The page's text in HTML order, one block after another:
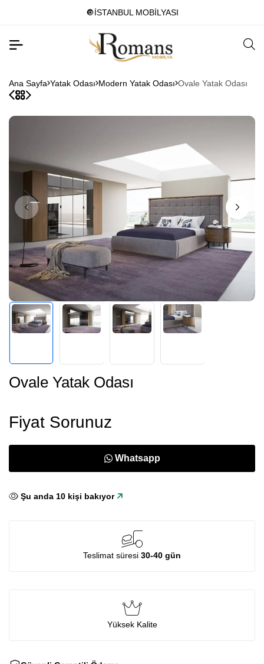
🔘İSTANBUL MOBİLYASI
Ana Sayfa Yatak Odası Modern Yatak Odası Ovale Yatak Odası
Ovale Yatak Odası
Fiyat Sorunuz
Whatsapp
Şu anda 12 kişi bakıyor
Teslimat süresi 30-40 gün
Yüksek Kalite